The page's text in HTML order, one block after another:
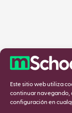
Este sitio web utiliza
continuar navegando,
configuración en